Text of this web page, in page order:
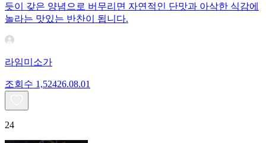
듯이 갖은 양념으로 버무리면 자연적인 단맛과 아삭한 식감에
놀라는 맛있는 반찬이 됩니다.
라임미소가
조회수 1,52426.08.01
24